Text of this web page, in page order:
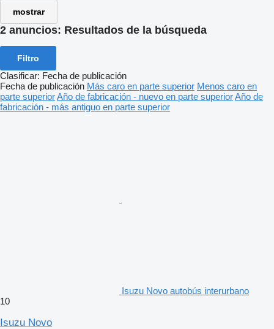
mostrar
2 anuncios: Resultados de la búsqueda
Filtro
Clasificar: Fecha de publicación
Fecha de publicación Más caro en parte superior Menos caro en
parte superiorAño de fabricación - nuevo en parte superiorAño de
fabricación - más antiguo en parte superior
Isuzu Novo autobús interurbano
10
Isuzu Novo